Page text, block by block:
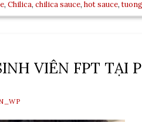
,Chilica,chilica sauce,hot sauce,
VIÊN FPT TẠI